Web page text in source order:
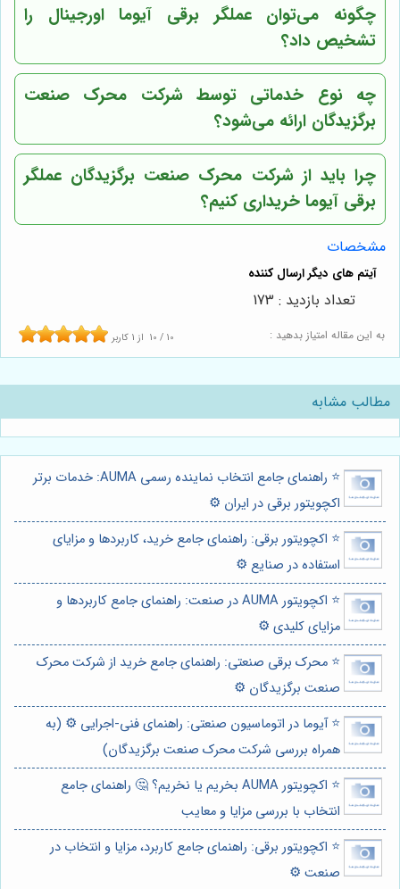
چگونه می‌توان عملگر برقی آیوما اورجینال را
تشخیص داد؟
چه نوع خدماتی توسط شرکت محرک صنعت
برگزیدگان ارائه می‌شود؟
چرا باید از شرکت محرک صنعت برگزیدگان عملگر
برقی آیوما خریداری کنیم؟
مشخصات
به این مقاله امتیاز بدهید : 10 / 10 از 1 کاربر
تعداد بازدید : 173
مطالب مشابه
⭐️ راهنمای جامع انتخاب نماینده رسمی AUMA: خدمات برتر
اکچویتور برقی در ایران ⚙️
⭐️ اکچویتور برقی: راهنمای جامع خرید، کاربردها و مزایای
استفاده در صنایع ⚙️
⭐️ اکچویتور AUMA در صنعت: راهنمای جامع کاربردها و
مزایای کلیدی ⚙️
⭐️ محرک برقی صنعتی: راهنمای جامع خرید از شرکت محرک
صنعت برگزیدگان ⚙️
⭐️ آیوما در اتوماسیون صنعتی: راهنمای فنی-اجرایی ⚙️ (به
همراه بررسی شرکت محرک صنعت برگزیدگان)
⭐️ اکچویتور AUMA بخریم یا نخریم؟ 🤔 راهنمای جامع
انتخاب با بررسی مزایا و معایب
⭐️ اکچویتور برقی: راهنمای جامع کاربرد، مزایا و انتخاب در
صنعت ⚙️